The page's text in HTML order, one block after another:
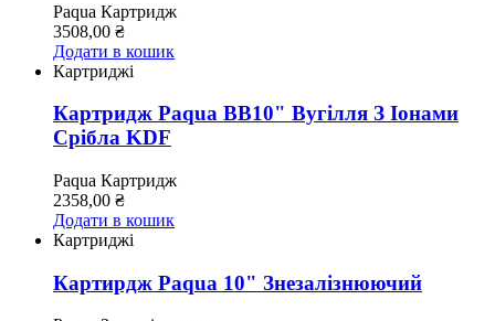
Paqua Картридж
3508,00 ₴
Додати в кошик
Картриджі
Картридж Paqua ВВ10" Вугілля З Іонами
Срібла KDF
Paqua Картридж
2358,00 ₴
Додати в кошик
Картриджі
Картирдж Paqua 10" Знезалізнюючий